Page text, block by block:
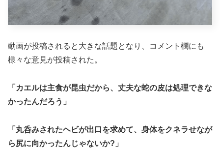
動画が投稿されると大きな話題となり、コメント欄にも
様々な意見が投稿された。
「カエルは主食が昆虫だから、丈夫な蛇の皮は処理できな
かったんだろう」
「丸呑みされたヘビが出口を求めて、身体をクネラせなが
ら尻に向かったんじゃないか?」